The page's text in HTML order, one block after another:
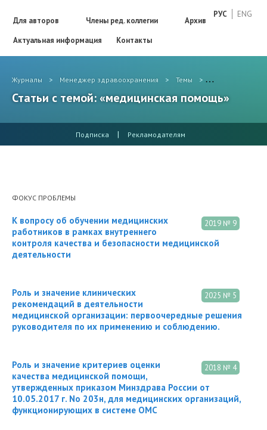
РУС ENG
Для авторов Члены ред. коллегии
Архив
Актуальная информация
Контакты
Журналы > Менеджер здравоохранения > Темы > медицинская
Статьи с темой: «медицинская помощь»
Подписка | Рекламодателям
ФОКУС ПРОБЛЕМЫ
2019 № 9
К вопросу об обучении медицинских
работников в рамках внутреннего
контроля качества и безопасности медицинской
деятельности
2025 № 5
Роль и значение клинических
рекомендаций в деятельности
медицинской организации: первоочередные решения
руководителя по их применению и соблюдению.
2018 № 4
Роль и значение критериев оценки
качества медицинской помощи,
утвержденных приказом Минздрава России от
10.05.2017 г. No 203н, для медицинских организаций,
функционирующих в системе ОМС